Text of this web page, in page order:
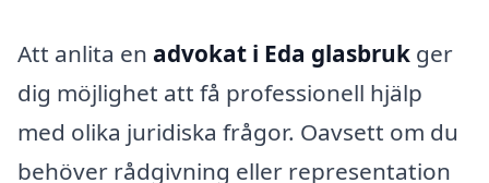
Att anlita en advokat i Eda glasbruk ger
dig möjlighet att få professionell hjälp
med olika juridiska frågor. Oavsett om du
behöver rådgivning eller representation